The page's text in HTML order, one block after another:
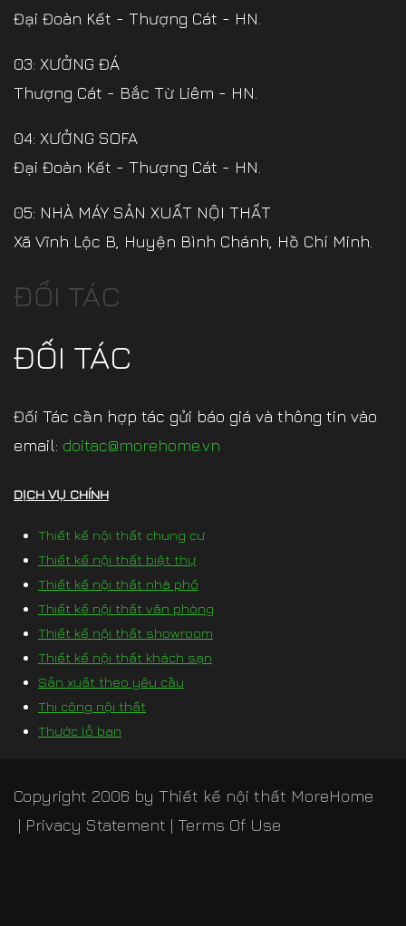
Đại Đoàn Kết - Thượng Cát - HN.
03: XƯỞNG ĐÁ
Thượng Cát - Bắc Từ Liêm - HN.
04: XƯỞNG SOFA
Đại Đoàn Kết - Thượng Cát - HN.
05: NHÀ MÁY SẢN XUẤT NỘI THẤT
Xã Vĩnh Lộc B, Huyện Bình Chánh, Hồ Chí Minh.
ĐỐI TÁC
ĐỐI TÁC
Đối Tác cần hợp tác gửi báo giá và thông tin vào
email: doitac@morehome.vn
DỊCH VỤ CHÍNH
Thiết kế nội thất chung cư
Thiết kế nội thất biệt thự
Thiết kế nội thất nhà phố
Thiết kế nội thất văn phòng
Thiết kế nội thất showroom
Thiết kế nội thất khách sạn
Sản xuất theo yêu cầu
Thi công nội thất
Thước lỗ ban
Copyright 2006 by Thiết kế nội thất MoreHome
| Privacy Statement | Terms Of Use